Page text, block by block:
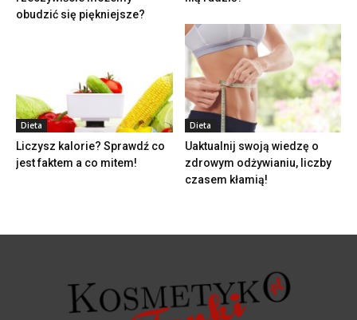
obudzić się piękniejsze?
Dieta
Liczysz kalorie? Sprawdź co
jest faktem a co mitem!
Dieta
Uaktualnij swoją wiedzę o
zdrowym odżywianiu, liczby
czasem kłamią!